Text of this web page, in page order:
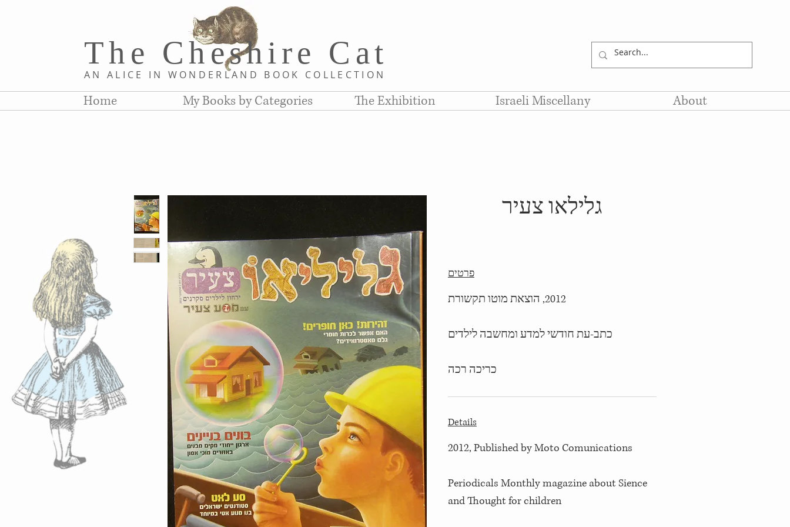
The Cheshire C at
AN ALICE IN WONDERLAND BOOK COLLE CTION
Home My Books by Categories The Exhibition Israeli Miscellany About
גלילאו צעיר
פרטים
2012, הוצאת מוטו תקשורת
כתב-עת חודשי למדע ומחשבה לילדים
כריכה רכה
Details
2012, Published by Moto Comunications
Periodicals Monthly magazine about Sience
and Thought for children